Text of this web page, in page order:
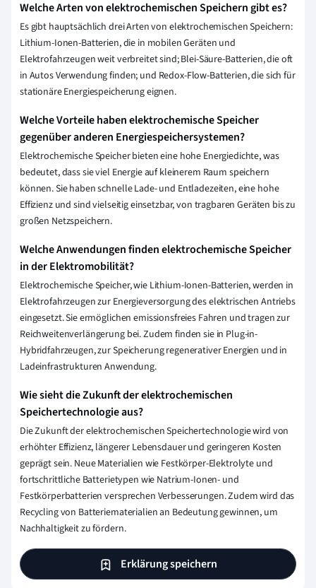
Welche Arten von elektrochemischen Speichern gibt es?
Es gibt hauptsächlich drei Arten von elektrochemischen Speichern:
Lithium-Ionen-Batterien, die in mobilen Geräten und
Elektrofahrzeugen weit verbreitet sind; Blei-Säure-Batterien, die oft
in Autos Verwendung finden; und Redox-Flow-Batterien, die sich für
stationäre Energiespeicherung eignen.
Welche Vorteile haben elektrochemische Speicher
gegenüber anderen Energiespeichersystemen?
Elektrochemische Speicher bieten eine hohe Energiedichte, was
bedeutet, dass sie viel Energie auf kleinerem Raum speichern
können. Sie haben schnelle Lade- und Entladezeiten, eine hohe
Effizienz und sind vielseitig einsetzbar, von tragbaren Geräten bis zu
großen Netzspeichern.
Welche Anwendungen finden elektrochemische Speicher
in der Elektromobilität?
Elektrochemische Speicher, wie Lithium-Ionen-Batterien, werden in
Elektrofahrzeugen zur Energieversorgung des elektrischen Antriebs
eingesetzt. Sie ermöglichen emissionsfreies Fahren und tragen zur
Reichweitenverlängerung bei. Zudem finden sie in Plug-in-
Hybridfahrzeugen, zur Speicherung regenerativer Energien und in
Ladeinfrastrukturen Anwendung.
Wie sieht die Zukunft der elektrochemischen
Speichertechnologie aus?
Die Zukunft der elektrochemischen Speichertechnologie wird von
erhöhter Effizienz, längerer Lebensdauer und geringeren Kosten
geprägt sein. Neue Materialien wie Festkörper-Elektrolyte und
fortschrittliche Batterietypen wie Natrium-Ionen- und
Festkörperbatterien versprechen Verbesserungen. Zudem wird das
Recycling von Batteriematerialien an Bedeutung gewinnen, um
Nachhaltigkeit zu fördern.
Erklärung speichern